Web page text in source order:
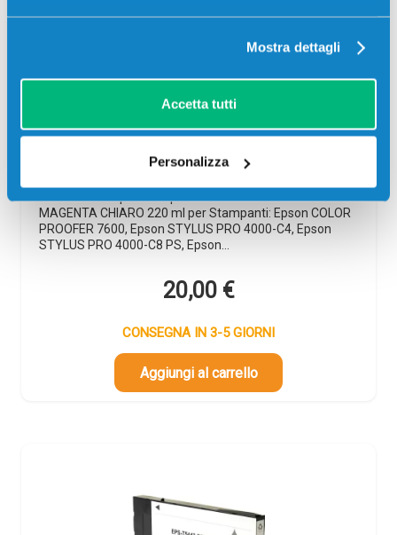
Mostra dettagli
Accetta tutti
Personalizza
C13T544600 MAGENTA CHIARO
Compatibile
MAGENTA CHIARO 220 ml per Stampanti: Epson COLOR
PROOFER 7600, Epson STYLUS PRO 4000-C4, Epson
STYLUS PRO 4000-C8 PS, Epson…
20,00 €
CONSEGNA IN 3-5 GIORNI
Aggiungi al carrello